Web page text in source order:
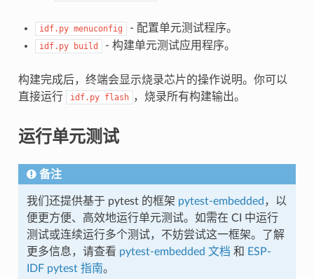
idf.py menuconfig - 配置单元测试程序。
idf.py build - 构建单元测试应用程序。
构建完成后，终端会显示烧录芯片的操作说明。你可以
直接运行
idf.py flash ，烧录所有构建输出。
运行单元测试
备注
我们还提供基于 pytest 的框架 pytest-embedded ，以
便更方便、高效地运行单元测试。如需在 CI 中运行
测试或连续运行多个测试，不妨尝试这一框架。了解
更多信息，请查看 pytest-embedded 文档 和
ESP-
IDF pytest 指南。